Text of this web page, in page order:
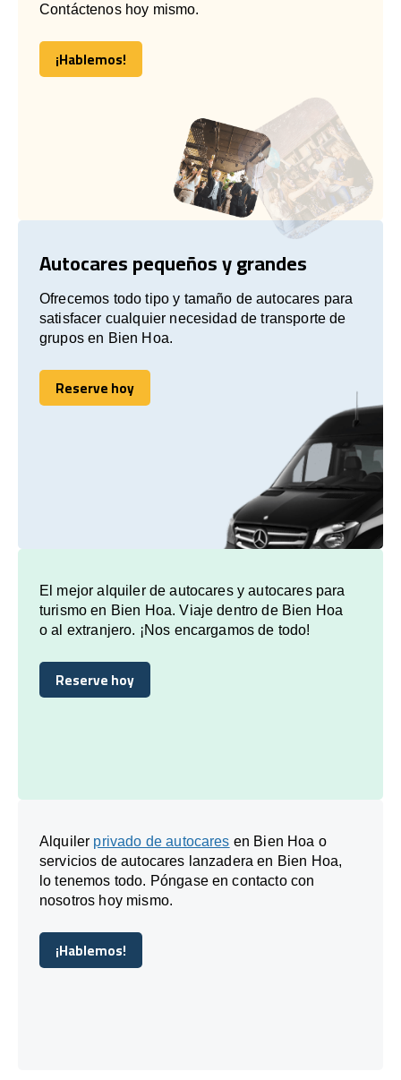
Contáctenos hoy mismo.
¡Hablemos!
¡Hablemos!
Autocares pequeños y grandes
Ofrecemos todo tipo y tamaño de autocares para
satisfacer cualquier necesidad de transporte de
grupos en Bien Hoa.
Reserve hoy
Reserve hoy
El mejor alquiler de autocares y autocares para
turismo en Bien Hoa. Viaje dentro de Bien Hoa
o al extranjero. ¡Nos encargamos de todo!
Reserve hoy
Reserve hoy
Alquiler privado de autocares en Bien Hoa o
servicios de autocares lanzadera en Bien Hoa,
lo tenemos todo. Póngase en contacto con
nosotros hoy mismo.
¡Hablemos!
¡Hablemos!